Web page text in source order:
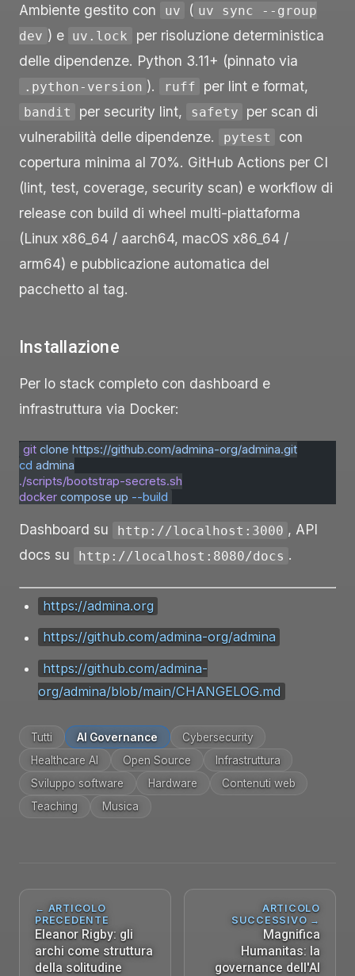
Ambiente gestito con uv ( uv sync --group
dev ) e uv.lock
per risoluzione deterministica
delle dipendenze. Python 3.11+ (pinnato via
.python-version ). ruff per lint e format,
bandit per security lint, safety
per scan di
vulnerabilità delle dipendenze.
pytest
con
copertura minima al 70%. GitHub Actions per CI
(lint, test, coverage, security scan) e workflow di
release con build di wheel multi-piattaforma
(Linux x86_64 / aarch64, macOS x86_64 /
arm64) e pubblicazione automatica del
pacchetto al tag.
Installazione
Per lo stack completo con dashboard e
infrastruttura via Docker:
git clone https://github.com/admina-org/admina.git
cd admina
./scripts/bootstrap-secrets.sh
docker compose up --build
Dashboard su http://localhost:3000 , API
docs su
http://localhost:8080/docs .
https://admina.org
https://github.com/admina-org/admina
https://github.com/admina-
org/admina/blob/main/CHANGELOG.md
Tutti AI Governance
Cybersecurity
Healthcare AI
Open Source
Infrastruttura
Sviluppo software
Hardware
Contenuti web
Teaching
Musica
← ARTICOLO
PRECEDENTE
Eleanor Rigby: gli
archi come struttura
della solitudine
ARTICOLO
SUCCESSIVO →
Magnifica
Humanitas: la
governance dell'AI